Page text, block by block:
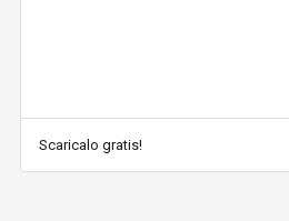
Scaricalo gratis!